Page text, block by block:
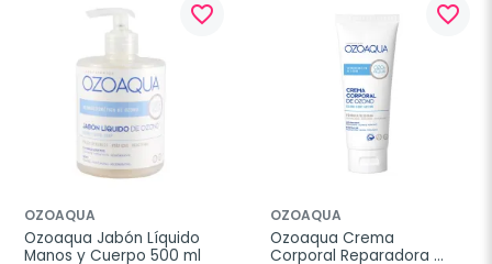
favorite_border
OZOAQUA
Ozoaqua Jabón Líquido
Manos y Cuerpo 500 ml
favorite_border
OZOAQUA
Ozoaqua Crema
Corporal Reparadora